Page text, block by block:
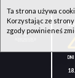
Ta strona używa
Korzystając ze
zgody powinieneś